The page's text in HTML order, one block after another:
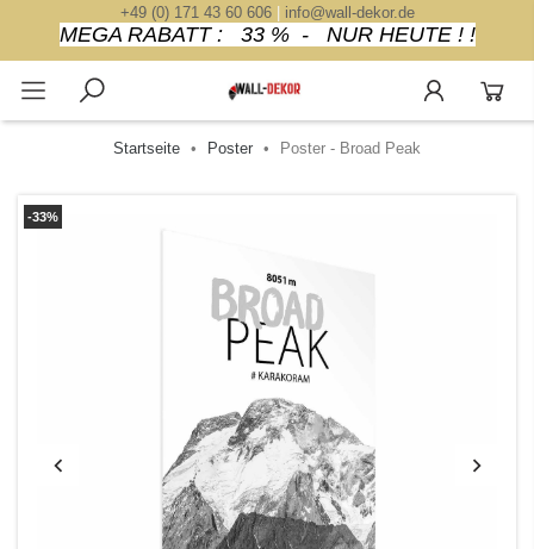
+49 (0) 171 43 60 606| info@wall-dekor.de
MEGA RABATT : 33 % - NUR HEUTE ! !
Startseite Poster Poster - Broad Peak
-33%